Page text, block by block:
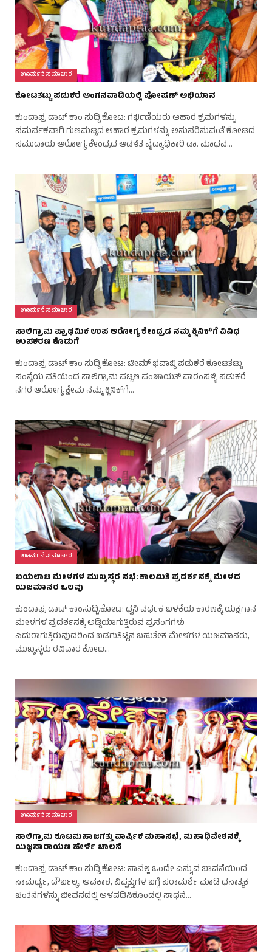
ಊರ್ಮನೆ ಸಮಾಚಾರ
ಕೋಟತಟ್ಟು ಪಡುಕರೆ ಅಂಗನವಾಡಿಯಲ್ಲಿ ಪೋಷಣ್ ಅಭಿಯಾನ
ಕುಂದಾಪ್ರ ಡಾಟ್‌ ಕಾಂ ಸುದ್ದಿ.ಕೋಟ: ಗರ್ಭಿಣಿಯರು ಆಹಾರ ಕ್ರಮಗಳನ್ನು
ಸಮರ್ಪಕವಾಗಿ ಗುಣಮಟ್ಟದ ಆಹಾರ ಕ್ರಮಗಳನ್ನು ಅನುಸರಿಸುವಂತೆ ಕೋಟದ
ಸಮುದಾಯ ಆರೋಗ್ಯ ಕೇಂದ್ರದ ಆಡಳಿತ ವೈದ್ಯಾಧಿಕಾರಿ ಡಾ. ಮಾಧವ…
ಊರ್ಮನೆ ಸಮಾಚಾರ
ಸಾಲಿಗ್ರಾಮ ಪ್ರಾಥಮಿಕ ಉಪ ಆರೋಗ್ಯ ಕೇಂದ್ರದ ನಮ್ಮ ಕ್ಲಿನಿಕ್‌ಗೆ ವಿವಿಧ
ಉಪಕರಣ ಕೊಡುಗೆ
ಕುಂದಾಪ್ರ ಡಾಟ್‌ ಕಾಂ ಸುದ್ದಿ.ಕೋಟ: ಟೀಮ್ ಭವಾಬ್ಧಿ ಪಡುಕರೆ ಕೋಟತಟ್ಟು
ಸಂಸ್ಥೆಯ ವತಿಯಿಂದ ಸಾಲಿಗ್ರಾಮ ಪಟ್ಟಣ ಪಂಚಾಯತ್ ಪಾರಂಪಳ್ಳಿ ಪಡುಕರೆ
ನಗರ ಆರೋಗ್ಯ ಕ್ಷೇಮ ನಮ್ಮ ಕ್ಲಿನಿಕ್‌ಗೆ…
ಊರ್ಮನೆ ಸಮಾಚಾರ
ಬಯಲಾಟ ಮೇಳಗಳ ಮುಖ್ಯಸ್ಥರ ಸಭೆ: ಕಾಲಮಿತಿ ಪ್ರದರ್ಶನಕ್ಕೆ ಮೇಳದ
ಯಜಮಾನರ ಒಲವು
ಕುಂದಾಪ್ರ ಡಾಟ್‌ ಕಾಂಸುದ್ದಿ.ಕೋಟ: ಧ್ವನಿ ವರ್ಧಕ ಬಳಕೆಯ ಕಾರಣಕ್ಕೆ ಯಕ್ಷಗಾನ
ಮೇಳಗಳ ಪ್ರದರ್ಶನಕ್ಕೆ ಅಡ್ಡಿಯಾಗುತ್ತಿರುವ ಪ್ರಸಂಗಗಳು
ಎದುರಾಗುತ್ತಿರುವುದರಿಂದ ಬಡಗುತಿಟ್ಟಿನ ಬಹುತೇಕ ಮೇಳಗಳ ಯಜಮಾನರು,
ಮುಖ್ಯಸ್ಥರು ರವಿವಾರ ಕೋಟ…
ಊರ್ಮನೆ ಸಮಾಚಾರ
ಸಾಲಿಗ್ರಾಮ ಕೂಟಮಹಾಜಗತ್ತು ವಾರ್ಷಿಕ ಮಹಾಸಭೆ, ಮಹಾಧಿವೇಶನಕ್ಕೆ
ಯಜ್ಞನಾರಾಯಣ ಹೇರ್ಳೆ ಚಾಲನೆ
ಕುಂದಾಪ್ರ ಡಾಟ್‌ ಕಾಂ ಸುದ್ದಿ.ಕೋಟ: ನಾವೆಲ್ಲ ಒಂದೇ ಎನ್ನುವ ಭಾವನೆಯಿಂದ
ಸಾಮರ್ಥ್ಯ, ದೌರ್ಬಲ್ಯ, ಅವಕಾಶ, ವಿಪ್ಪತ್ತುಗಳ ಬಗ್ಗೆ ಪರಾಮರ್ಶೆ ಮಾಡಿ ಧನಾತ್ಮಕ
ಚಿಂತನೆಗಳನ್ನು ಜೀವನದಲ್ಲಿ ಅಳವಡಿಸಿಕೊಂಡಲ್ಲಿ ಸಾಧನೆ…